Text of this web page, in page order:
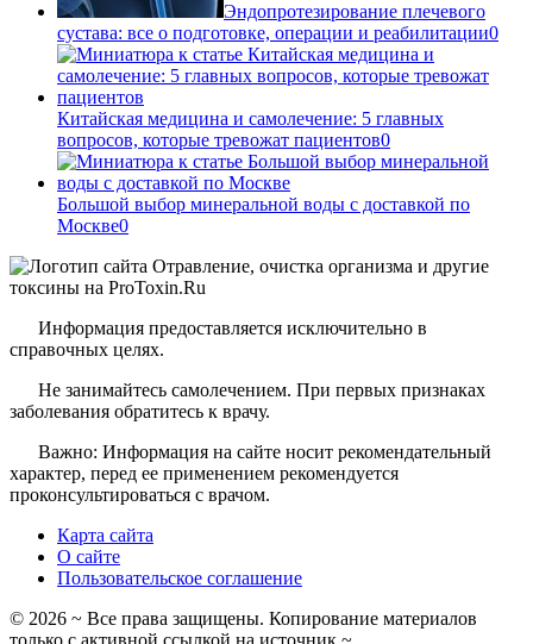
Эндопротезирование плечевого
сустава: все о подготовке, операции и реабилитации0
Китайская медицина и самолечение: 5 главных
вопросов, которые тревожат пациентов0
Большой выбор минеральной воды с доставкой по
Москве0
Информация предоставляется исключительно в
справочных целях.
Не занимайтесь самолечением. При первых признаках
заболевания обратитесь к врачу.
Важно: Информация на сайте носит рекомендательный
характер, перед ее применением рекомендуется
проконсультироваться с врачом.
Карта сайта
О сайте
Пользовательское соглашение
© 2026 ~ Все права защищены. Копирование материалов